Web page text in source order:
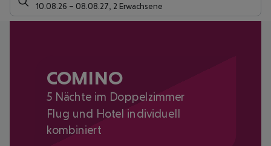
10.08.26 – 08.08.27 2 Erwachsene
COMINO
5 Nächte im Doppelzimmer
Flug und Hotel individuell
kombiniert